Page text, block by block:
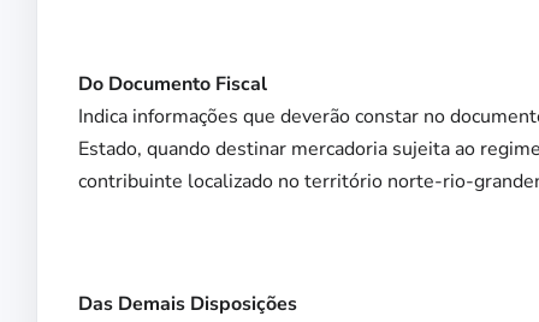
Do Documento Fiscal
Indica informações que deverão constar no
Estado, quando destinar mercadoria sujeita ao
contribuinte localizado no território norte-rio-
Das Demais Disposições